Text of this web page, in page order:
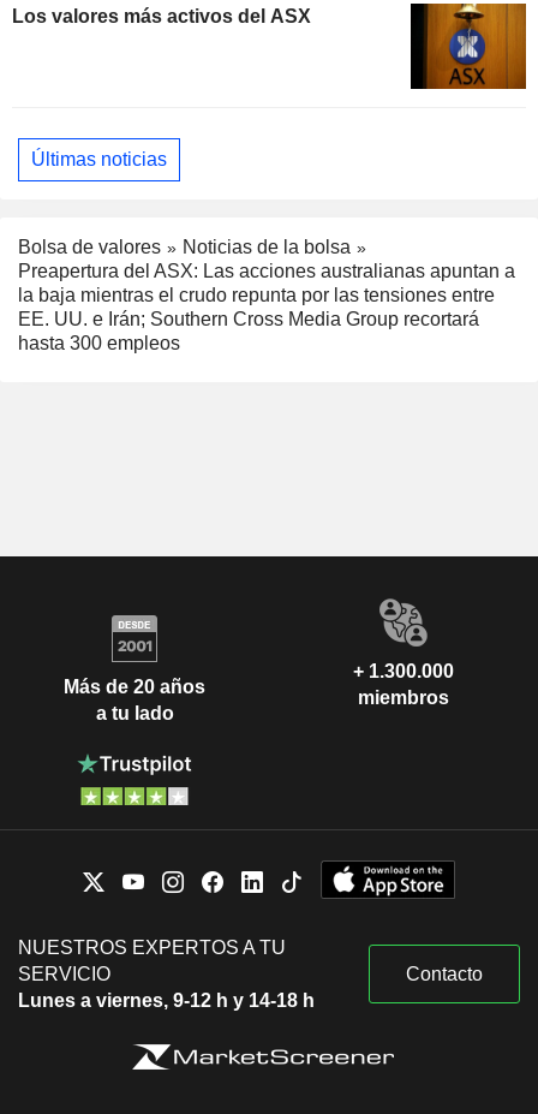
Los valores más activos del ASX
Últimas noticias
Bolsa de valores
Noticias de la bolsa
Preapertura del ASX: Las acciones australianas apuntan a
la baja mientras el crudo repunta por las tensiones entre
EE. UU. e Irán; Southern Cross Media Group recortará
hasta 300 empleos
Más de 20 años
a tu lado
+ 1.300.000
miembros
NUESTROS EXPERTOS A TU
SERVICIO
Lunes a viernes, 9-12 h y 14-18 h
Contacto